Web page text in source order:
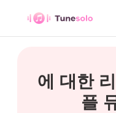
애플 뮤직 변환기
에 대한
플